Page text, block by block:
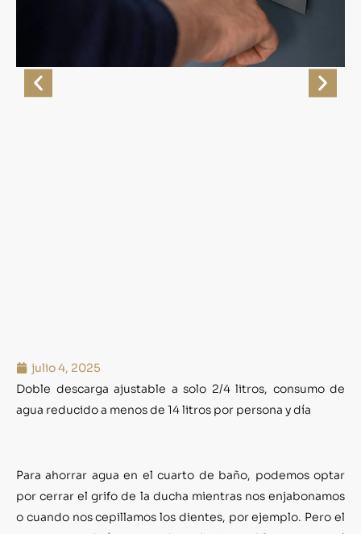
julio 4, 2025
Doble descarga ajustable a solo 2/4 litros, consumo de
agua reducido a menos de 14 litros por persona y día
Para ahorrar agua en el cuarto de baño, podemos optar
por cerrar el grifo de la ducha mientras nos enjabonamos
o cuando nos cepillamos los dientes, por ejemplo. Pero el